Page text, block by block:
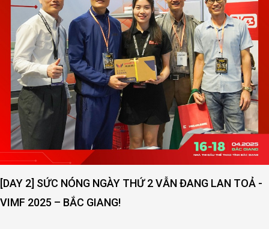
[DAY 2] SỨC NÓNG NGÀY THỨ 2 VẪN ĐANG LAN TOẢ -
VIMF 2025 – BẮC GIANG!